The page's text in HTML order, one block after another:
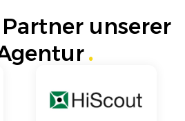
unserer